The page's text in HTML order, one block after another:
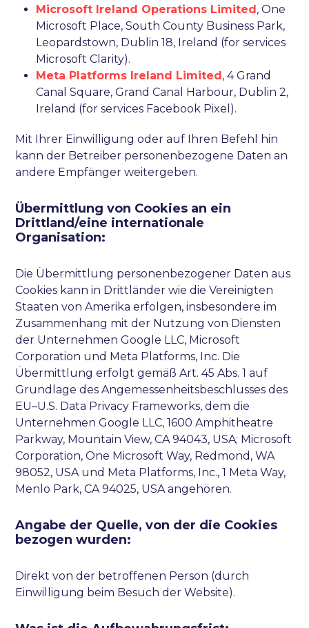
Microsoft Ireland Operations Limited, One
Microsoft Place, South County Business Park,
Leopardstown, Dublin 18, Ireland (for services
Microsoft Clarity).
Meta Platforms Ireland Limited, 4 Grand
Canal Square, Grand Canal Harbour, Dublin 2,
Ireland (for services Facebook Pixel).
Mit Ihrer Einwilligung oder auf Ihren Befehl hin
kann der Betreiber personenbezogene Daten an
andere Empfänger weitergeben.
Übermittlung von Cookies an ein
Drittland/eine internationale
Organisation:
Die Übermittlung personenbezogener Daten aus
Cookies kann in Drittländer wie die Vereinigten
Staaten von Amerika erfolgen, insbesondere im
Zusammenhang mit der Nutzung von Diensten
der Unternehmen Google LLC, Microsoft
Corporation und Meta Platforms, Inc. Die
Übermittlung erfolgt gemäß Art. 45 Abs. 1 auf
Grundlage des Angemessenheitsbeschlusses des
EU–U.S. Data Privacy Frameworks, dem die
Unternehmen Google LLC, 1600 Amphitheatre
Parkway, Mountain View, CA 94043, USA; Microsoft
Corporation, One Microsoft Way, Redmond, WA
98052, USA und Meta Platforms, Inc., 1 Meta Way,
Menlo Park, CA 94025, USA angehören.
Angabe der Quelle, von der die Cookies
bezogen wurden:
Direkt von der betroffenen Person (durch
Einwilligung beim Besuch der Website).